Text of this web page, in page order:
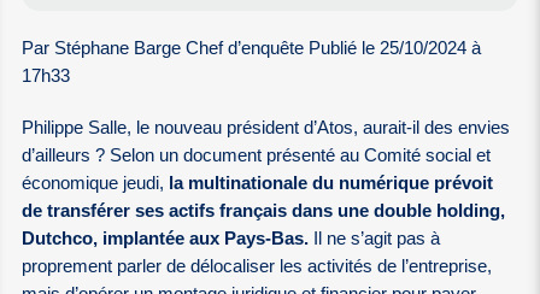
Par Stéphane Barge Chef d’enquête Publié le 25/10/2024 à
17h33
Philippe Salle, le nouveau président d’Atos, aurait-il des envies
d’ailleurs ? Selon un document présenté au Comité social et
économique jeudi, la multinationale du numérique prévoit
de transférer ses actifs français dans une double holding,
Dutchco, implantée aux Pays-Bas. Il ne s’agit pas à
proprement parler de délocaliser les activités de l’entreprise,